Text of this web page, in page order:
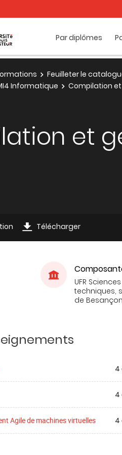
Par diplômes
Feuilleter le
Informatique
Compilation
et
Télécharger
UFR
techniques,
de Besançon
4
4
Agile de machines virtuelles 4